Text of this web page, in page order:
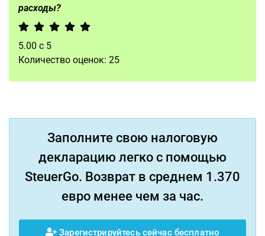
расходы?
5.00 с 5
Количество оценок: 25
Заполните свою налоговую
декларацию легко с помощью
SteuerGo. Возврат в среднем 1.370
евро менее чем за час.
Зарегистрируйтесь сейчас бесплатно